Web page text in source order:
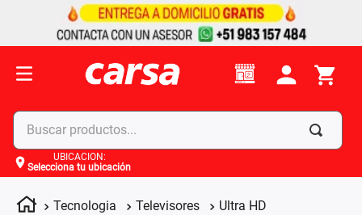
Buscar productos...
UBICACIÓN:
Selecciona tu ubicación
Tecnologia Televisores Ultra HD
Términos más buscados
celulares